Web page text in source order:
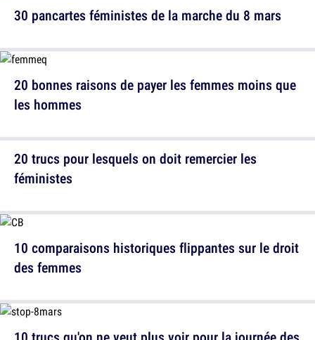
20 bonnes raisons de payer les femmes moins que
les hommes
10 comparaisons historiques flippantes sur le droit
des femmes
30 pancartes féministes de la marche du 8 mars
20 trucs pour lesquels on doit remercier les
féministes